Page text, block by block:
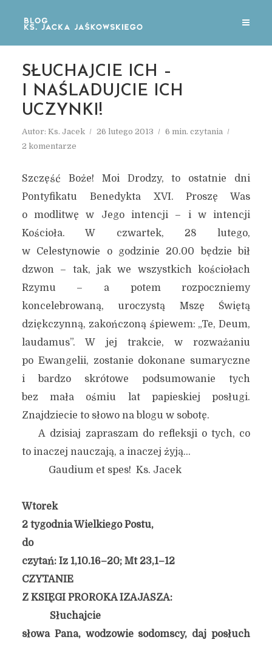
SŁUCHAJCIE ICH –
I NAŚLADUJCIE ICH
UCZYNKI!
Autor: Ks. Jacek 26 lutego 2013
6 min. czytania
2 komentarze
Szczęść Boże! Moi Drodzy, to ostatnie dni
Pontyfikatu Benedykta XVI. Proszę Was
o modlitwę w Jego intencji – i w intencji
Kościoła. W czwartek, 28 lutego,
w Celestynowie o godzinie 20.00 będzie bił
dzwon – tak, jak we wszystkich kościołach
Rzymu – a potem rozpoczniemy
koncelebrowaną, uroczystą Mszę Świętą
dziękczynną, zakończoną śpiewem: „Te, Deum,
laudamus”. W jej trakcie, w rozważaniu
po Ewangelii, zostanie dokonane sumaryczne
i bardzo skrótowe podsumowanie tych
bez mała ośmiu lat papieskiej posługi.
Znajdziecie to słowo na blogu w sobotę.
A dzisiaj zapraszam do refleksji o tych, co
to inaczej nauczają, a inaczej żyją…
Gaudium et spes! Ks. Jacek
Wtorek
2 tygodnia Wielkiego Postu,
do
czytań: Iz 1,10.16–20; Mt 23,1–12
CZYTANIE
Z KSIĘGI PROROKA IZAJASZA:
Słuchajcie
słowa Pana, wodzowie sodomscy, daj posłuch